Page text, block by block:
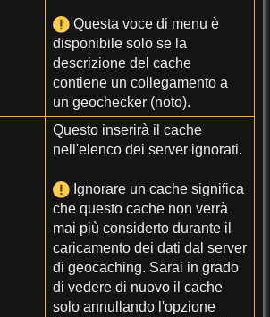
Questa voce di menu è
disponibile solo se la
descrizione del cache
contiene un collegamento a
un geochecker (noto).
Questo inserirà il cache
nell'elenco dei server ignorati.
Ignorare un cache significa
che questo cache non verrà
mai più considerto durante il
caricamento dei dati dal server
di geocaching. Sarai in grado
di vedere di nuovo il cache
solo annullando l'opzione